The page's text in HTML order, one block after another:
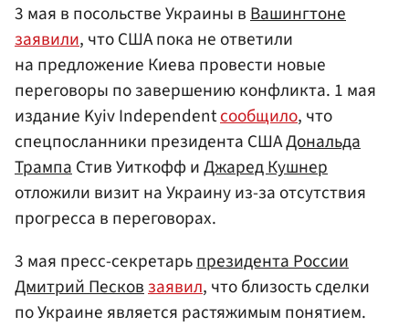
3 мая в посольстве Украины вВашингтоне
заявили, что США пока не ответили
на предложение Киева провести новые
переговоры по завершению конфликта. 1 мая
издание Kyiv Independentсообщило, что
спецпосланники президента СШАДональда
ТрампаСтив Уиткофф иДжаред Кушнер
отложили визит на Украину из-за отсутствия
прогресса в переговорах.
3 мая пресс-секретарьпрезидента России
Дмитрий Песковзаявил, что близость сделки
по Украине является растяжимым понятием.